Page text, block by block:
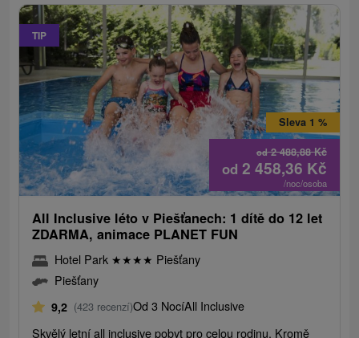
TIP
od2 488,88Kč
Sleva 1 %
od 2 458,36 Kč
/noc/osoba
All Inclusive léto v Piešťanech: 1 dítě do 12 let
ZDARMA, animace PLANET FUN
Hotel Park ★★★★ Piešťany
Piešťany
9,2 (423 recenzí)Od 3 NocíAll Inclusive
Skvělý letní all inclusive pobyt pro celou rodinu. Kromě